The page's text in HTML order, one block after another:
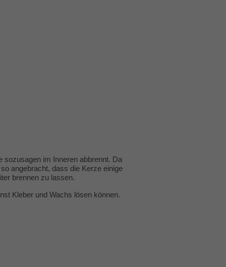
im Inneren abbrennt. Da
angebracht, dass die Kerze einige
brennen zu lassen.
Kleber und Wachs lösen können.